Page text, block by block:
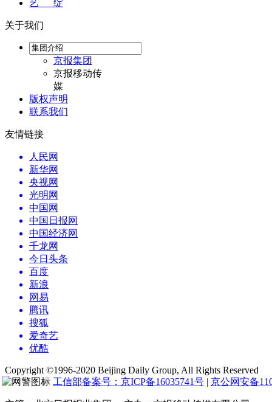
艺 绽
关于我们
京报集团
京报移动传
媒
版权声明
联系我们
友情链接
人民网
新华网
央视网
光明网
中国网
中国日报网
中国经济网
千龙网
今日头条
百度
新浪
网易
腾讯
搜狐
爱奇艺
优酷
Copyright ©1996-2020 Beijing Daily Group, All Rights Reserved
工信部备案号：京ICP备16035741号 | 京公网安备